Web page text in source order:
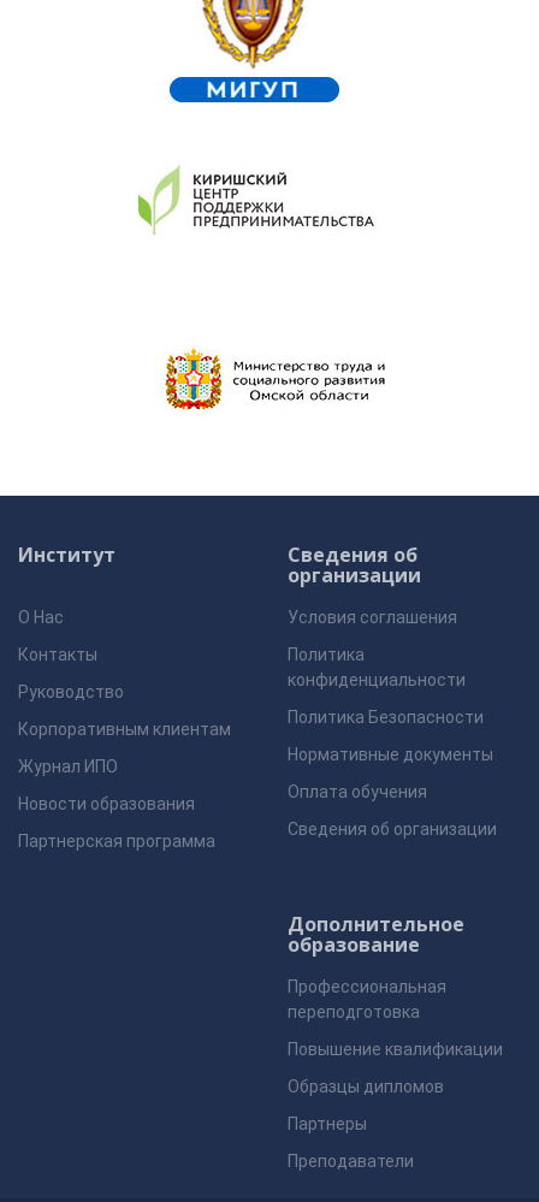
Институт
О Нас
Контакты
Руководство
Корпоративным клиентам
Журнал ИПО
Новости образования
Партнерская программа
Сведения об
организации
Условия соглашения
Политика
конфиденциальности
Политика Безопасности
Нормативные документы
Оплата обучения
Сведения об организации
Дополнительное
образование
Профессиональная
переподготовка
Повышение квалификации
Образцы дипломов
Партнеры
Преподаватели